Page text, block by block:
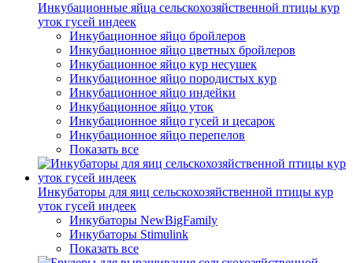
Инкубационные яйца сельскохозяйственной птицы кур
уток гусей индеек
Инкубационное яйцо бройлеров
Инкубационное яйцо цветных бройлеров
Инкубационное яйцо кур несушек
Инкубационное яйцо породистых кур
Инкубационное яйцо индейки
Инкубационное яйцо уток
Инкубационное яйцо гусей и цесарок
Инкубационное яйцо перепелов
Показать все
Инкубаторы для яиц сельскохозяйственной птицы кур
уток гусей индеек
Инкубаторы NewBigFamily
Инкубаторы Stimulink
Показать все